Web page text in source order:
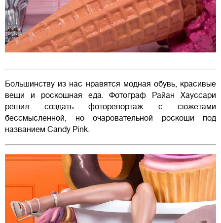
Большинству из нас нравятся модная обувь, красивые
вещи и роскошная еда. Фотограф Райан Хауссари
решил создать фоторепортаж с сюжетами
бессмысленной, но очаровательной роскоши под
названием Candy Pink.